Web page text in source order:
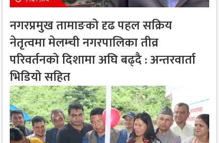
नगरप्रमुख तामाङको दृढ पहल सक्रिय
नेतृत्वमा मेलम्ची नगरपालिका तीव्र
परिवर्तनको दिशामा अघि बढ्दै : अन्तरवार्ता
भिडियो सहित